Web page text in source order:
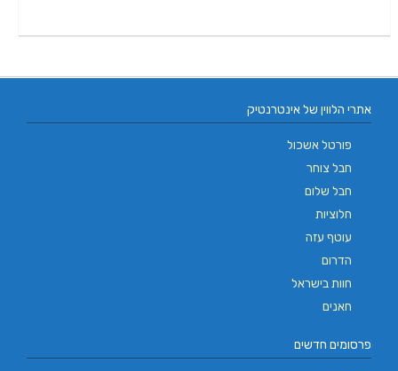
אתרי הלווין של אינטרנטיק
פורטל אשכול
חבל צוחר
חבל שלום
חלוציות
עוטף עזה
הדרום
חוות בישראל
חאנים
פרסומים חדשים